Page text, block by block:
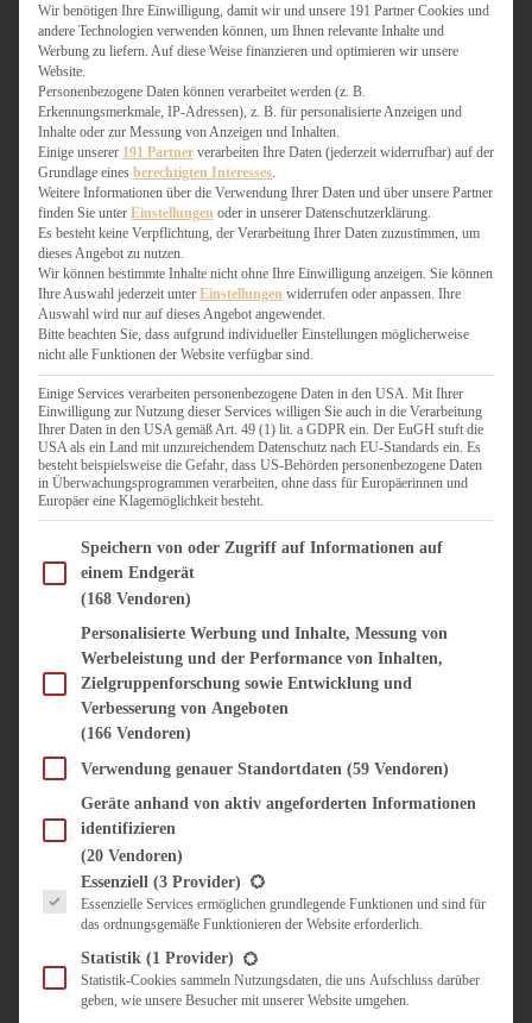
SCHOKOLADIGES
SÜSSES HAUPTGERICHT
TÖRTCHEN
VEGAN SÜSS
WEIHNACHTSBÄCKEREI
HERZHAFT
BURGER & SANDWICHES
FIX AUF DEM TISCH
FLEISCH & FISCH
GRILLEN / BARBECUE
HERZHAFTES BACKEN
ONE-POT-GERICHTE
PASTA & NUDELGERICHTE
PIZZA, TARTES & QUICHES
REIS & RISOTTO
SALATE & SNACKS
SUPPENKASPEREIEN
VORSPEISEN
SÜSS & HERZHAFT
BROTAUFSTRICH
DIPS, SAUCEN, CHUTNEYS
KÜCHENGESCHENKE
UNTERWEGS
KULINARISCH UNTERWEGS
ÜBER MICH
Wir benötigen Ihre Einwilligung, damit wir und unsere 191 Partner Cookies und
andere Technologien verwenden können, um Ihnen relevante Inhalte und
Werbung zu liefern. Auf diese Weise finanzieren und optimieren wir unsere
Website.
Personenbezogene Daten können verarbeitet werden (z. B.
Erkennungsmerkmale, IP-Adressen), z. B. für personalisierte Anzeigen und
Inhalte oder zur Messung von Anzeigen und Inhalten.
Einige unserer 191 Partner verarbeiten Ihre Daten (jederzeit widerrufbar) auf der
Grundlage eines berechtigten Interesses
Weitere Informationen über die Verwendung Ihrer Daten und über unsere Partner
finden Sie unter Einstellungen oder in unserer Datenschutzerklärung.
Es besteht keine Verpflichtung, der Verarbeitung Ihrer Daten zuzustimmen, um
dieses Angebot zu nutzen.
Wir können bestimmte Inhalte nicht ohne Ihre Einwilligung anzeigen. Sie können
Ihre Auswahl jederzeit unter Einstellungen widerrufen oder anpassen. Ihre
Auswahl wird nur auf dieses Angebot angewendet.
Bitte beachten Sie, dass aufgrund individueller Einstellungen möglicherweise
nicht alle Funktionen der Website verfügbar sind.
Einige Services verarbeiten personenbezogene Daten in den USA. Mit Ihrer
Einwilligung zur Nutzung dieser Services willigen Sie auch in die Verarbeitung
Ihrer Daten in den USA gemäß Art. 49 (1) lit. a GDPR ein. Der EuGH stuft die
USA als ein Land mit unzureichendem Datenschutz nach EU-Standards ein. Es
besteht beispielsweise die Gefahr, dass US-Behörden personenbezogene Daten
in Überwachungsprogrammen verarbeiten, ohne dass für Europäerinnen und
Europäer eine Klagemöglichkeit besteht.
Im Folgenden finden Sie eine Liste der Zwecke des IAB Transparency and Consent
Speichern von oder Zugriff auf Informationen auf
einem Endgerät
(168 Vendoren)
Personalisierte Werbung und Inhalte, Messung von
Werbeleistung und der Performance von Inhalten,
Zielgruppenforschung sowie Entwicklung und
Verbesserung von Angeboten
(166 Vendoren)
Verwendung genauer Standortdaten (59 Vendoren)
Geräte anhand von aktiv angeforderten Informationen
identifizieren
(20 Vendoren)
Es folgt eine Liste der Service-Gruppen, für die eine Einwilligung erteilt werden
Essenziell (3 Provider)
Essenzielle Services ermöglichen grundlegende Funktionen und sind für
das ordnungsgemäße Funktionieren der Website erforderlich.
Statistik (1 Provider)
Statistik-Cookies sammeln Nutzungsdaten, die uns Aufschluss darüber
geben, wie unsere Besucher mit unserer Website umgehen.